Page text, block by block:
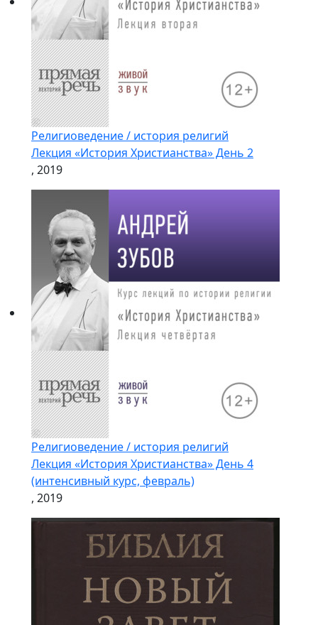
Религиоведение / история религий
Лекция «История Христианства» День 2
, 2019
Религиоведение / история религий
Лекция «История Христианства» День 4
(интенсивный курс, февраль)
, 2019